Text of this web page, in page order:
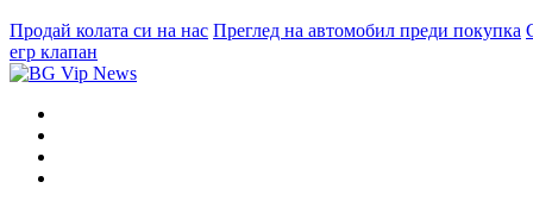
Продай колата си на нас Преглед на автомобил преди покупка
егр клапан